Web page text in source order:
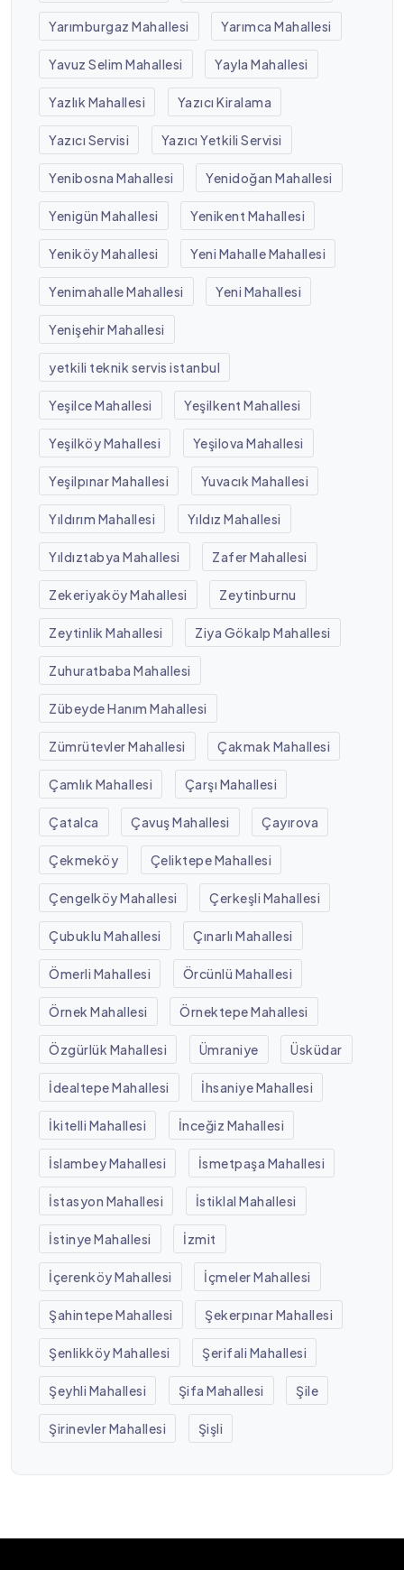
Yarımburgaz Mahallesi Yarımca Mahallesi
Yavuz Selim Mahallesi Yayla Mahallesi
Yazlık Mahallesi Yazıcı Kiralama
Yazıcı Servisi Yazıcı Yetkili Servisi
Yenibosna Mahallesi Yenidoğan Mahallesi
Yenigün Mahallesi Yenikent Mahallesi
Yeniköy Mahallesi Yeni Mahalle Mahallesi
Yenimahalle Mahallesi Yeni Mahallesi
Yenişehir Mahallesi
yetkili teknik servis istanbul
Yeşilce Mahallesi Yeşilkent Mahallesi
Yeşilköy Mahallesi Yeşilova Mahallesi
Yeşilpınar Mahallesi Yuvacık Mahallesi
Yıldırım Mahallesi Yıldız Mahallesi
Yıldıztabya Mahallesi Zafer Mahallesi
Zekeriyaköy Mahallesi Zeytinburnu
Zeytinlik Mahallesi Ziya Gökalp Mahallesi
Zuhuratbaba Mahallesi
Zübeyde Hanım Mahallesi
Zümrütevler Mahallesi Çakmak Mahallesi
Çamlık Mahallesi Çarşı Mahallesi
Çatalca Çavuş Mahallesi Çayırova
Çekmeköy Çeliktepe Mahallesi
Çengelköy Mahallesi Çerkeşli Mahallesi
Çubuklu Mahallesi Çınarlı Mahallesi
Ömerli Mahallesi Örcünlü Mahallesi
Örnek Mahallesi Örnektepe Mahallesi
Özgürlük Mahallesi Ümraniye Üsküdar
İdealtepe Mahallesi İhsaniye Mahallesi
İkitelli Mahallesi İnceğiz Mahallesi
İslambey Mahallesi İsmetpaşa Mahallesi
İstasyon Mahallesi İstiklal Mahallesi
İstinye Mahallesi İzmit
İçerenköy Mahallesi İçmeler Mahallesi
Şahintepe Mahallesi Şekerpınar Mahallesi
Şenlikköy Mahallesi Şerifali Mahallesi
Şeyhli Mahallesi Şifa Mahallesi Şile
Şirinevler Mahallesi Şişli